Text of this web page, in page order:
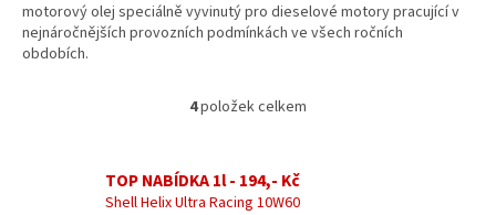
z
5
hvězdiček.
motorový olej speciálně vyvinutý pro dieselové motory pracující v
nejnáročnějších provozních podmínkách ve všech ročních
obdobích.
O
á
d
4položek celkem
TOP NABÍDKA 1l - 194,- Kč
Shell Helix Ultra Racing 10W60